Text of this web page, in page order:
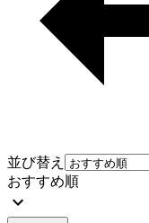
並び替え
おすすめ順